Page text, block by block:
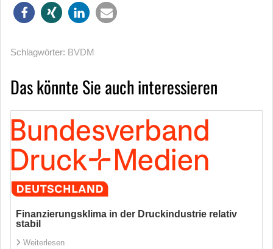
Schlagwörter: BVDM
Das könnte Sie auch interessieren
Finanzierungsklima in der Druckindustrie relativ
stabil
Weiterlesen